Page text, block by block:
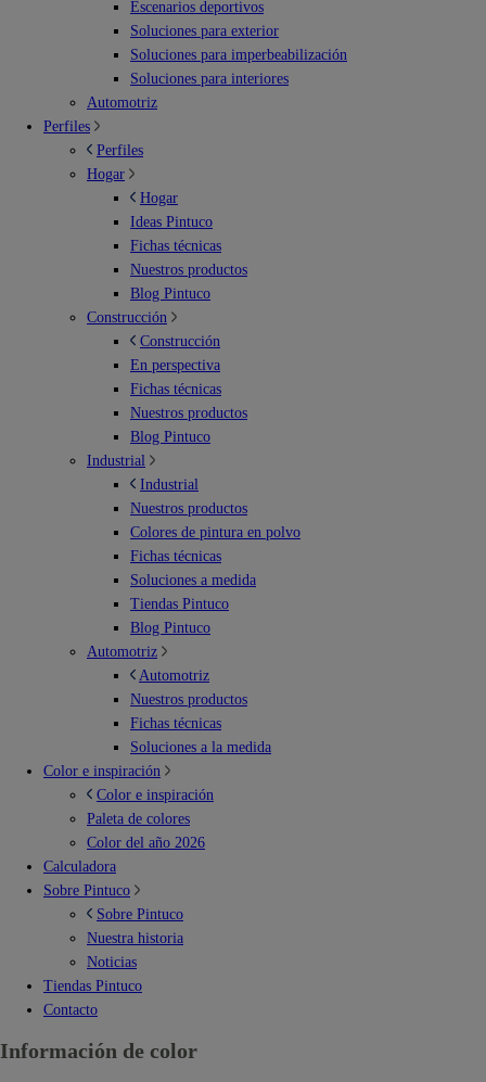
Escenarios deportivos
Soluciones para exterior
Soluciones para imperbeabilización
Soluciones para interiores
Automotriz
Perfiles
Perfiles
Hogar
Hogar
Ideas Pintuco
Fichas técnicas
Nuestros productos
Blog Pintuco
Construcción
Construcción
En perspectiva
Fichas técnicas
Nuestros productos
Blog Pintuco
Industrial
Industrial
Nuestros productos
Colores de pintura en polvo
Fichas técnicas
Soluciones a medida
Tiendas Pintuco
Blog Pintuco
Automotriz
Automotriz
Nuestros productos
Fichas técnicas
Soluciones a la medida
Color e inspiración
Color e inspiración
Paleta de colores
Color del año 2026
Calculadora
Sobre Pintuco
Sobre Pintuco
Nuestra historia
Noticias
Tiendas Pintuco
Contacto
Información de color